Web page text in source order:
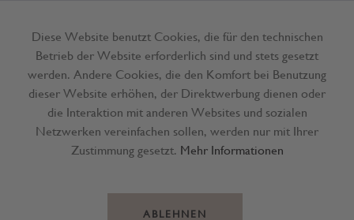
Menü
Diese Website benutzt Cookies, die für den technischen
Betrieb der Website erforderlich sind und stets gesetzt
werden. Andere Cookies, die den Komfort bei Benutzung
dieser Website erhöhen, der Direktwerbung dienen oder
die Interaktion mit anderen Websites und sozialen
Netzwerken vereinfachen sollen, werden nur mit Ihrer
Zustimmung gesetzt. Mehr Informationen
ABLEHNEN